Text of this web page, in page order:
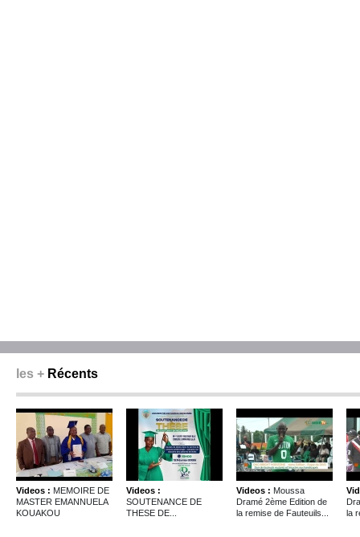
les + Récents
Videos : MEMOIRE DE
MASTER EMANNUELA
KOUAKOU
Videos :
SOUTENANCE DE
THESE DE...
Videos : Moussa
Dramé 2ème Edition de
la remise de Fauteuils...
la